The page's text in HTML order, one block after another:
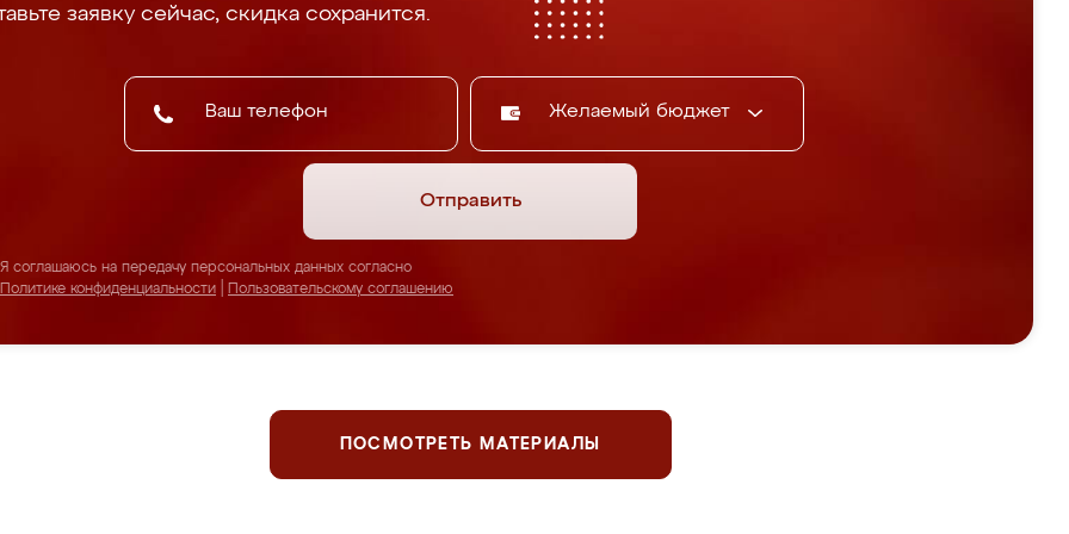
заявку сейчас, скидка сохранится.
Желаемый бюджет
Отправить
Я соглашаюсь на передачу персональных данных согласно
Политике конфиденциальности
Пользовательскому соглашению
ПОСМОТРЕТЬ МАТЕРИАЛЫ